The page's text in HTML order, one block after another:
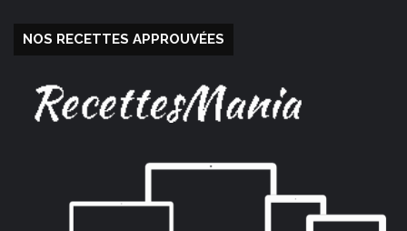
NOS RECETTES APPROUVÉES